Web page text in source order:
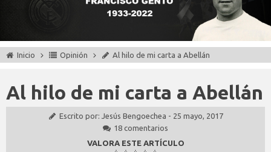
Inicio Opinión Al hilo de mi carta a Abellán
Al hilo de mi carta a Abellán
Escrito por: Jesús Bengoechea - 25 mayo, 2017
18 comentarios
VALORA ESTE ARTÍCULO